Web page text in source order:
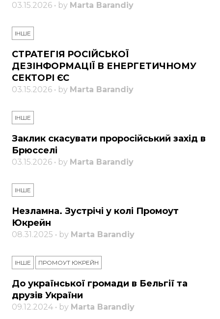
03.15.2026 • by Marta Barandiy
ІНШЕ
СТРАТЕГІЯ РОСІЙСЬКОЇ
ДЕЗІНФОРМАЦІЇ В ЕНЕРГЕТИЧНОМУ
СЕКТОРІ ЄС
03.15.2026 • by Marta Barandiy
ІНШЕ
Заклик скасувати проросійський захід в
Брюсселі
03.15.2026 • by Marta Barandiy
ІНШЕ
Незламна. Зустрічі у колі Промоут
Юкрейн
08.31.2025 • by Marta Barandiy
ІНШЕ ПРОМОУТ ЮКРЕЙН
До української громади в Бельгії та
друзів України
09.12.2024 • by Marta Barandiy